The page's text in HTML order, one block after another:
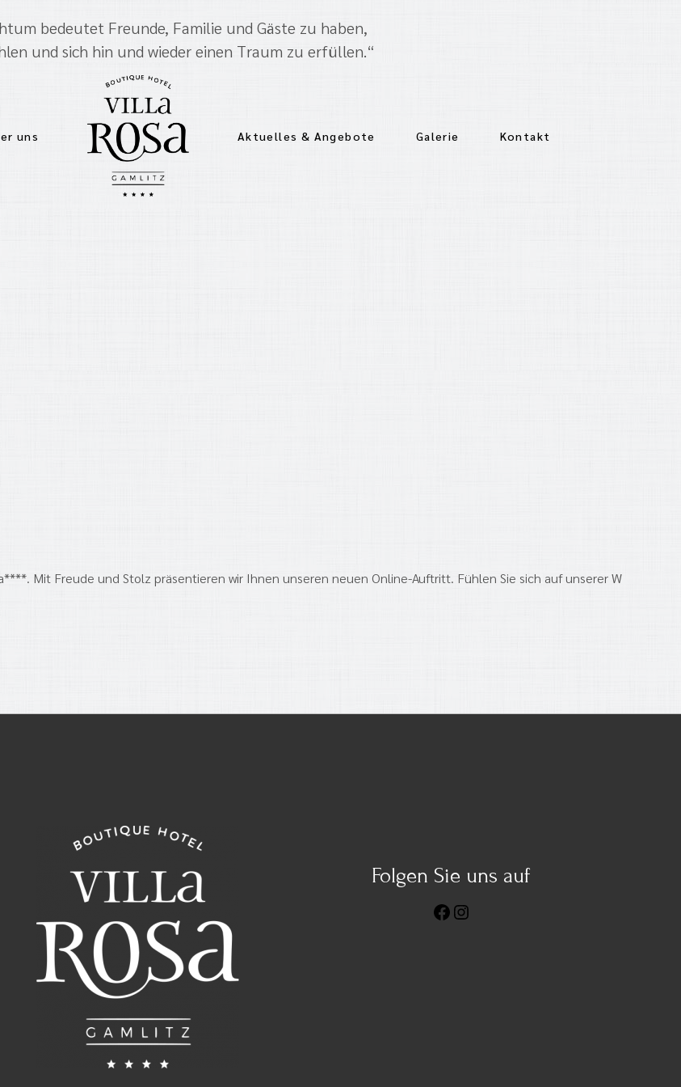
bedeutet Freunde, Familie und Gäste zu haben,
und sich hin und wieder einen Traum zu erfüllen.“
uns Aktuelles & Angebote Galerie Kontakt
Mit Freude und Stolz präsentieren wir Ihnen unseren neuen Online-Auftritt. Fühlen Sie sich auf unserer W
Folgen Sie uns auf
Facebook
Instagram